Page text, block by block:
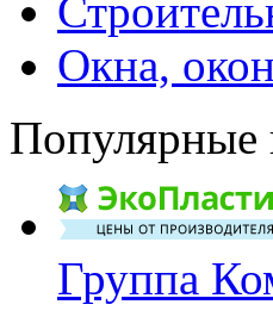
Окна,
Популярные
Группа